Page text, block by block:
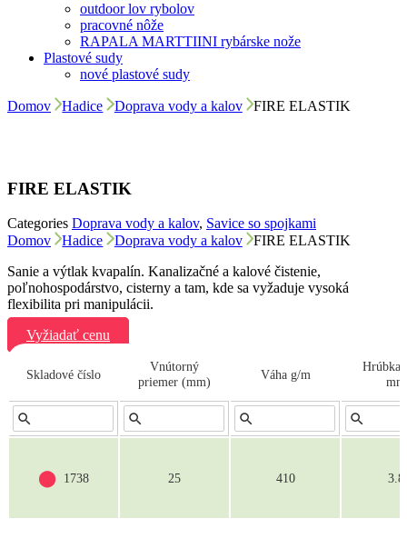
outdoor lov rybolov
pracovné nôže
RAPALA MARTTIINI rybárske nože
Plastové sudy
nové plastové sudy
Domov Hadice Doprava vody a kalov FIRE ELASTIK
FIRE ELASTIK
Categories Doprava vody a kalov, Savice so spojkami
Domov
Hadice Doprava vody a kalov
FIRE ELASTIK
Sanie a výtlak kvapalín. Kanalizačné a kalové čistenie,
poľnohospodárstvo, cisterny a tam, kde sa vyžaduje vysoká
flexibilita pri manipulácii.
Vyžiadať cenu
Skladové číslo
Vnútorný
priemer (mm)
Váha g/m
Hrúbka
mm
⬤ 1738 25 410 3.8